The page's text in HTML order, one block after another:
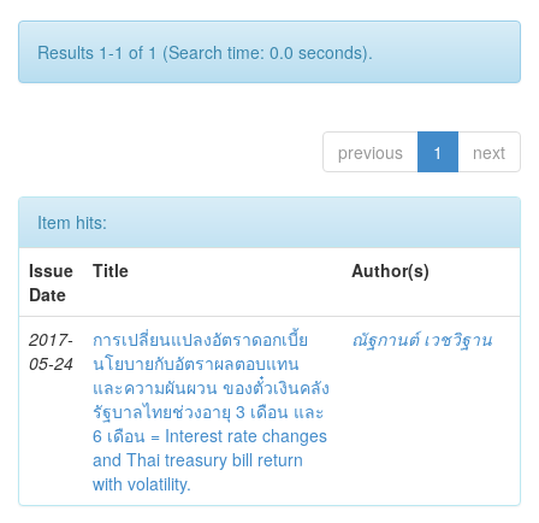
Results 1-1 of 1 (Search time: 0.0 seconds).
previous 1 next
Item hits:
Issue
Date
Title Author(s)
2017-
05-24
การเปลี่ยนแปลงอัตราดอกเบี้ย
นโยบายกับอัตราผลตอบแทน
และความผันผวน ของตั๋วเงินคลัง
รัฐบาลไทยช่วงอายุ 3 เดือน และ
6 เดือน = Interest rate changes
and Thai treasury bill return
with volatility.
ณัฐกานต์ เวชวิฐาน